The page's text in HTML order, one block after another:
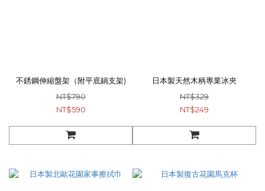
不銹鋼伸縮盤架（附平底鍋支架)
NT$790
NT$590
日本製天然木柄專業冰夾
NT$329
NT$249